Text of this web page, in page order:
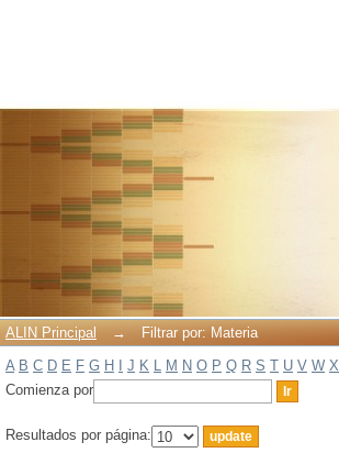
ALIN Principal →
Filtrar por: Materia
A B C D E F G H J K L M N O P Q R S T U V W X
Comienza por
Resultados por página: